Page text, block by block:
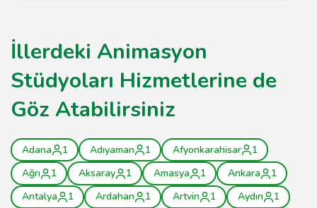
İllerdeki Animasyon
Stüdyoları Hizmetlerine de
Göz Atabilirsiniz
Adana 1 Adıyaman 1 Afyonkarahisar
1
Ağrı
1 Aksaray 1 Amasya 1 Ankara
1
Antalya
1 Ardahan 1 Artvin 1 Aydın 1